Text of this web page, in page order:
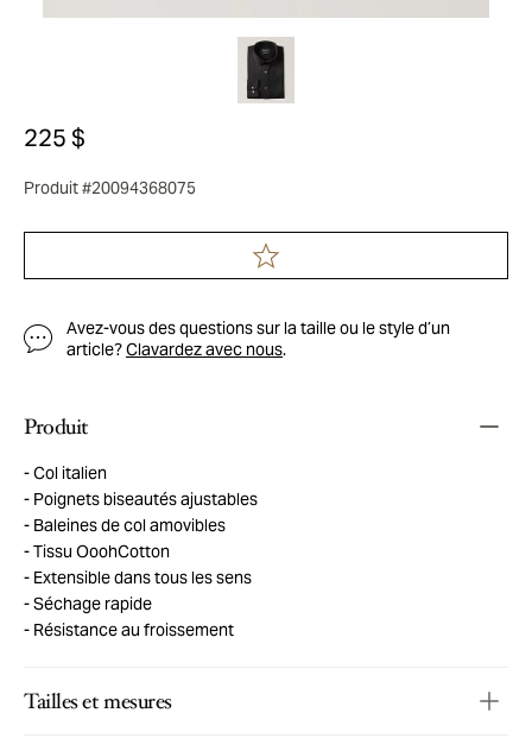
225 $
Produit #20094368075
Avez-vous des questions sur la taille ou le style d’un
article?Clavardez avec nous.
Produit
Col italien
Poignets biseautés ajustables
Baleines de col amovibles
Tissu OoohCotton
Extensible dans tous les sens
Séchage rapide
Résistance au froissement
Tailles et mesures